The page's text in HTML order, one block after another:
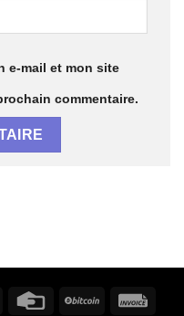
e-mail et mon site
commentaire.